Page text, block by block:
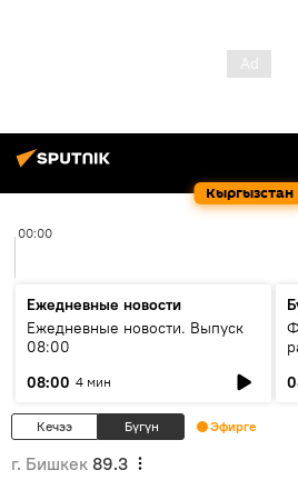
Кыргызстан
00:00
Ежедневные новости
Ежедневные новости. Выпуск
08:00
08:00 4 мин
Кечээ Бүгүн Эфирге
г. Бишкек 89.3